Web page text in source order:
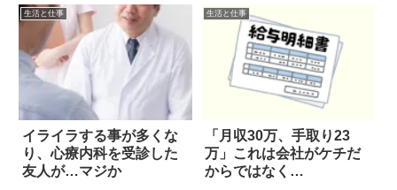
生活と仕事
イライラする事が多くな
り、心療内科を受診した
友人が…マジか
生活と仕事
「月収30万、手取り23
万」これは会社がケチだ
からではなく…